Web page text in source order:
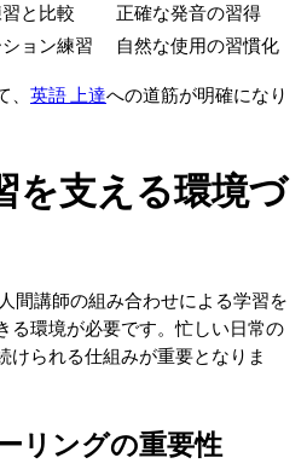
と比較
正確な発音の習得
ョン練習 自然な使用の習慣化
英語 上達への道筋が明確になり
を支える環境づ
間講師の組み合わせによる学習を
る環境が必要です。忙しい日常の
けられる仕組みが重要となりま
リングの重要性